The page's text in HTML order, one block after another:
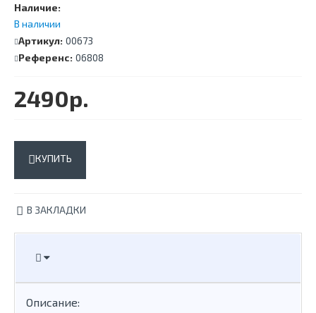
Наличие:
В наличии
Артикул: 00673
Референс: 06808
2490р.
КУПИТЬ
В ЗАКЛАДКИ
Описание: